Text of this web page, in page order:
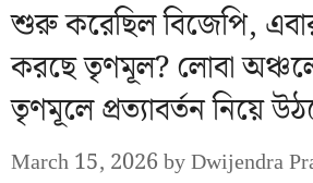
শুরু করেছিল বিজেপি,
করছে তৃণমূল? লোবা
তৃণমূলে প্রত্যাবর্তন নিয়ে
March 15, 2026byDwijendra